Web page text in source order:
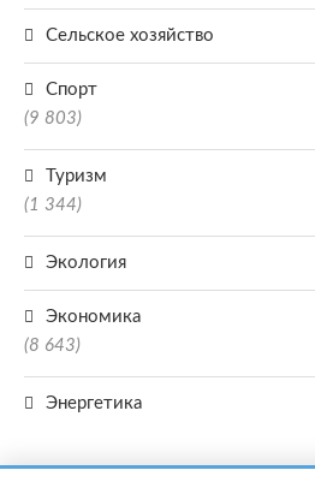
Сельское хозяйство
Спорт
(9 803)
Туризм
(1 344)
Экология
Экономика
(8 643)
Энергетика